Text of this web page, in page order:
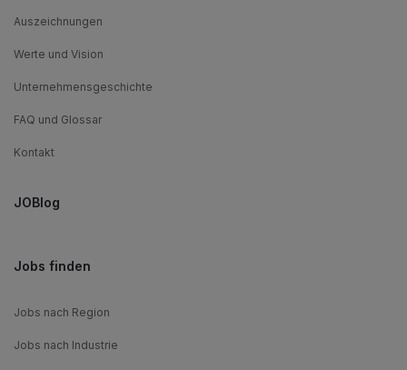
Auszeichnungen
Werte und Vision
Unternehmensgeschichte
FAQ und Glossar
Kontakt
JOBlog
Jobs finden
Jobs nach Region
Jobs nach Industrie